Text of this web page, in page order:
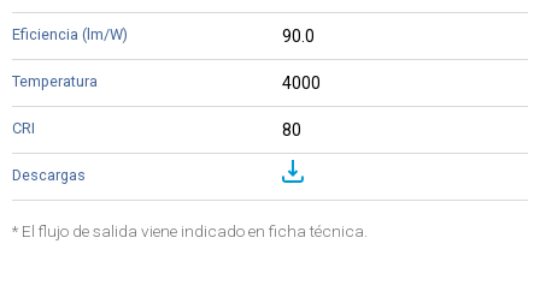
90.0
4000
80
* El flujo de salida viene indicado en ficha técnica.